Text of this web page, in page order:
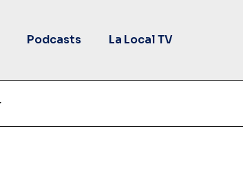
Podcasts La Local TV